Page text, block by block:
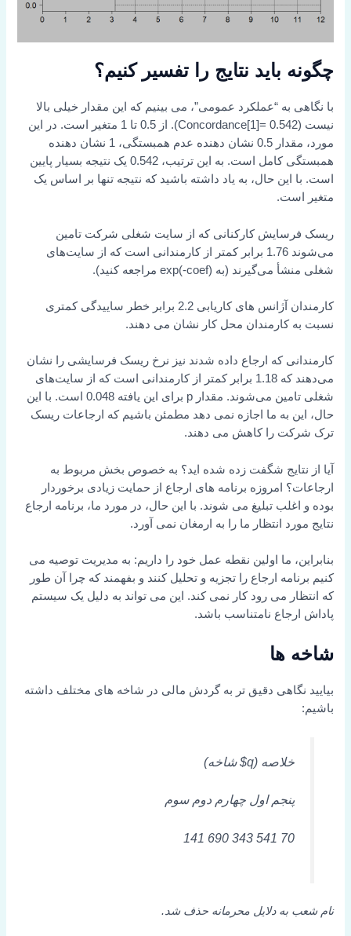
چگونه باید نتایج را تفسیر کنیم؟
با نگاهی به “عملکرد عمومی”، می بینیم که این مقدار خیلی بالا
نیست (Concordance[1]= 0.542). از 0.5 تا 1 متغیر است. در این
مورد، مقدار 0.5 نشان دهنده عدم همبستگی، 1 نشان دهنده
همبستگی کامل است. به این ترتیب، 0.542 یک نتیجه بسیار پایین
است. با این حال، به یاد داشته باشید که نتیجه تنها بر اساس یک
متغیر است.
ریسک فرسایش کارکنانی که از سایت شغلی شرکت تامین
می‌شوند 1.76 برابر کمتر از کارمندانی است که از سایت‌های
شغلی منشأ می‌گیرند (به exp(-coef) مراجعه کنید).
کارمندان آژانس های کاریابی 2.2 برابر خطر ساییدگی کمتری
نسبت به کارمندان محل کار نشان می دهند.
کارمندانی که ارجاع داده شدند نیز نرخ ریسک فرسایشی را نشان
می‌دهند که 1.18 برابر کمتر از کارمندانی است که از سایت‌های
شغلی تامین می‌شوند. مقدار p برای این یافته 0.048 است. با این
حال، این به ما اجازه نمی دهد مطمئن باشیم که ارجاعات ریسک
ترک شرکت را کاهش می دهند.
آیا از نتایج شگفت زده شده اید؟ به خصوص بخش مربوط به
ارجاعات؟ امروزه برنامه های ارجاع از حمایت زیادی برخوردار
بوده و اغلب تبلیغ می شوند. با این حال، در مورد ما، برنامه ارجاع
نتایج مورد انتظار ما را به ارمغان نمی آورد.
بنابراین، ما اولین نقطه عمل خود را داریم: به مدیریت توصیه می
کنیم برنامه ارجاع را تجزیه و تحلیل کنند و بفهمند که چرا آن طور
که انتظار می رود کار نمی کند. این می تواند به دلیل یک سیستم
پاداش ارجاع نامتناسب باشد.
شاخه ها
بیایید نگاهی دقیق تر به گردش مالی در شاخه های مختلف داشته
باشیم:
خلاصه (q$ شاخه)
پنجم اول چهارم دوم سوم
70 541 343 690 141
نام شعب به دلایل محرمانه حذف شد.